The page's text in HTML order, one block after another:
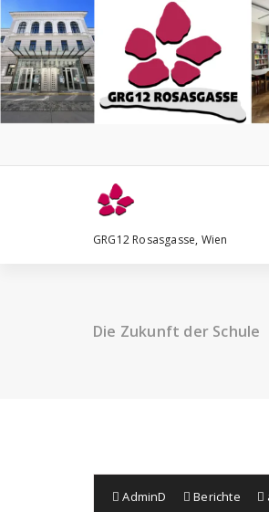
Zum
Inhalt
springen
GRG12 Rosasgasse, Wien
Die Zukunft der Schule
AdminD Berichte